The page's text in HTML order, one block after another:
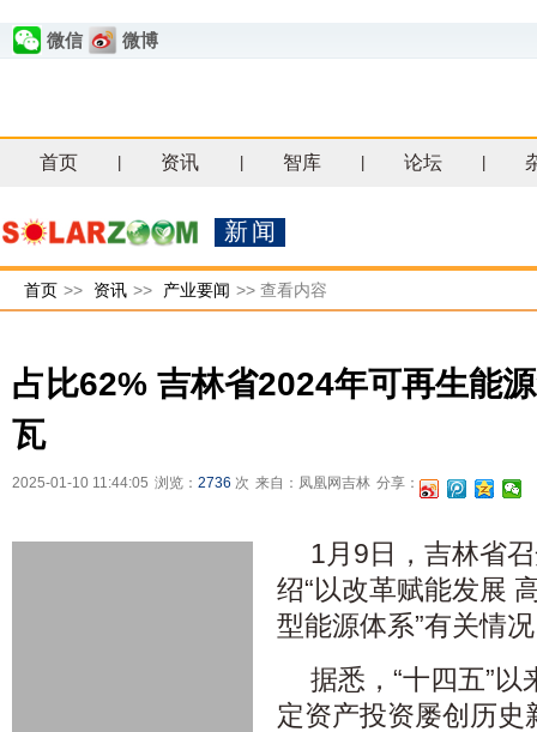
微信 微博
首页 资讯 智库 论坛
新闻
首页 >> 资讯 >> 产业要闻 >> 查看内容
占比62% 吉林省2024年可再生能
瓦
2025-01-10 11:44:05 浏览： 2736 次 来自：凤凰网吉林 分享：
1月9日，吉林省
绍“以改革赋能发展
型能源体系”有关情
据悉，“十四五”
定资产投资屡创历